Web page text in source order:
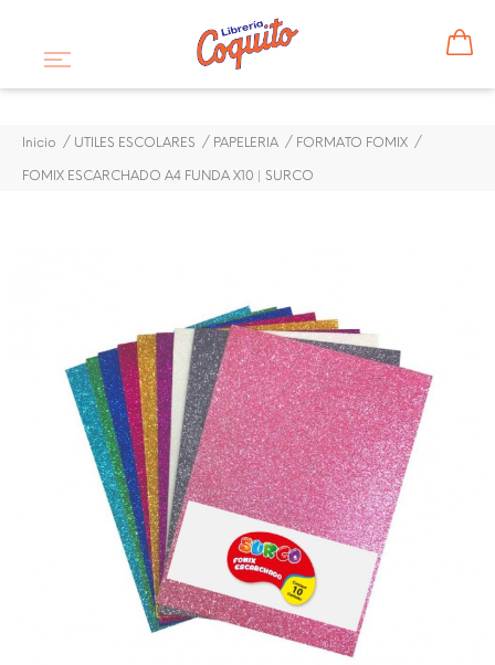
Inicio UTILES ESCOLARES PAPELERIA FORMATO FOMIX
FOMIX ESCARCHADO A4 FUNDA X10 | SURCO
FOMIX ESCARCHADO A4
FUNDA X10 | SURCO
$ 1,50